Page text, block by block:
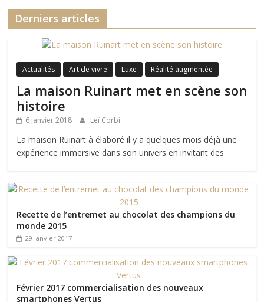
Derniers articles
Actualités Art de vivre Luxe Réalité augmentée
La maison Ruinart met en scène son
histoire
6 janvier 2018 Leï Corbi
La maison Ruinart à élaboré il y a quelques mois déjà une
expérience immersive dans son univers en invitant des
Recette de l’entremet au chocolat des champions du
monde 2015
29 janvier 2017
Février 2017 commercialisation des nouveaux
smartphones Vertus